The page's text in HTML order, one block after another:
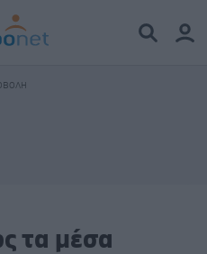
τα μέσα